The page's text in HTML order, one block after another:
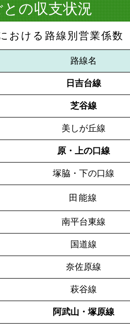
の収支状況
おける路線別営業係数
路線名
日吉台線
芝谷線
美しが丘線
原・上の口線
塚脇・下の口線
田能線
南平台東線
国道線
奈佐原線
萩谷線
阿武山・塚原線